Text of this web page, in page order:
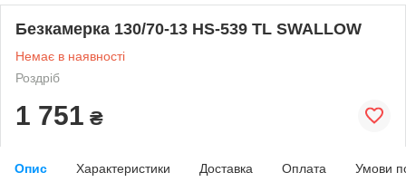
Безкамерка 130/70-13 HS-539 TL SWALLOW
Немає в наявності
Роздріб
1 751 ₴
Опис Характеристики Доставка Оплата Умови